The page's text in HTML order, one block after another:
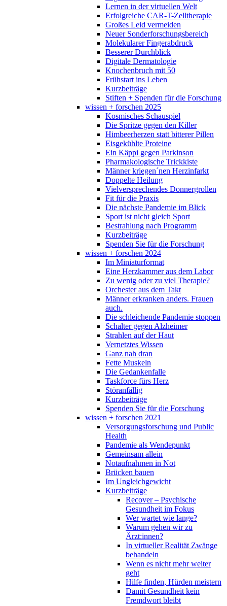
Lernen in der virtuellen Welt
Erfolgreiche CAR-T-Zelltherapie
Großes Leid vermeiden
Neuer Sonderforschungsbereich
Molekularer Fingerabdruck
Besserer Durchblick
Digitale Dermatologie
Knochenbruch mit 50
Frühstart ins Leben
Kurzbeiträge
Stiften + Spenden für die Forschung
wissen + forschen 2025
Kosmisches Schauspiel
Die Spritze gegen den Killer
Himbeerherzen statt bitterer Pillen
Eisgekühlte Proteine
Ein Käppi gegen Parkinson
Pharmakologische Trickkiste
Männer kriegen´nen Herzinfarkt
Doppelte Heilung
Vielversprechendes Donnergrollen
Fit für die Praxis
Die nächste Pandemie im Blick
Sport ist nicht gleich Sport
Bestrahlung nach Programm
Kurzbeiträge
Spenden Sie für die Forschung
wissen + forschen 2024
Im Miniaturformat
Eine Herzkammer aus dem Labor
Zu wenig oder zu viel Therapie?
Orchester aus dem Takt
Männer erkranken anders. Frauen
auch.
Die schleichende Pandemie stoppen
Schalter gegen Alzheimer
Strahlen auf der Haut
Vernetztes Wissen
Ganz nah dran
Fette Muskeln
Die Gedankenfalle
Taskforce fürs Herz
Störanfällig
Kurzbeiträge
Spenden Sie für die Forschung
wissen + forschen 2021
Versorgungsforschung und Public
Health
Pandemie als Wendepunkt
Gemeinsam allein
Notaufnahmen in Not
Brücken bauen
Im Ungleichgewicht
Kurzbeiträge
Recover – Psychische
Gesundheit im Fokus
Wer wartet wie lange?
Warum gehen wir zu
Ärzt:innen?
In virtueller Realität Zwänge
behandeln
Wenn es nicht mehr weiter
geht
Hilfe finden, Hürden meistern
Damit Gesundheit kein
Fremdwort bleibt